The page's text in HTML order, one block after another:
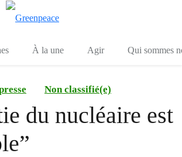
À la une Agir Qui sommes
Non classifié(e)
du nucléaire est